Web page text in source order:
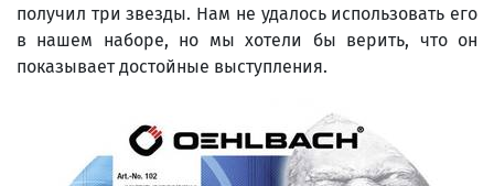
получил три звезды. Нам не удалось использовать его
в нашем наборе, но мы хотели бы верить, что он
показывает достойные выступления.